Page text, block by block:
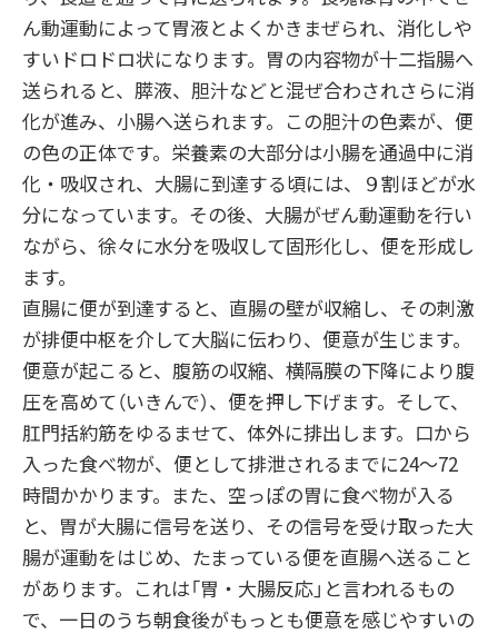
ん動運動によって胃液とよくかきまぜられ、消化しや
すいドロドロ状になります。胃の内容物が十二指腸へ
送られると、膵液、胆汁などと混ぜ合わされさらに消
化が進み、小腸へ送られます。この胆汁の色素が、便
の色の正体です。栄養素の大部分は小腸を通過中に消
化・吸収され、大腸に到達する頃には、９割ほどが水
分になっています。その後、大腸がぜん動運動を行い
ながら、徐々に水分を吸収して固形化し、便を形成し
ます。
直腸に便が到達すると、直腸の壁が収縮し、その刺激
が排便中枢を介して大脳に伝わり、便意が生じます。
便意が起こると、腹筋の収縮、横隔膜の下降により腹
圧を高めて（いきんで）、便を押し下げます。そして、
肛門括約筋をゆるませて、体外に排出します。口から
入った食べ物が、便として排泄されるまでに24〜72
時間かかります。また、空っぽの胃に食べ物が入る
と、胃が大腸に信号を送り、その信号を受け取った大
腸が運動をはじめ、たまっている便を直腸へ送ること
があります。これは「胃・大腸反応」と言われるもの
で、一日のうち朝食後がもっとも便意を感じやすいの